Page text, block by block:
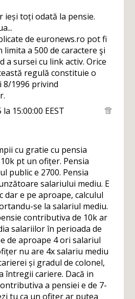
ieși toți odată la pensie.
deeuronews.ro pot fi
a 500 de caractere şi
a sursei cu link activ. Orice
regulă constituie o
8/1996 privind
15:00:00 EEST
cu gratie cu pensia
pt un ofițer. Pensia
public e 2700. Pensia
salariului mediu. E
dar e pe aproape, calculul
se la salariul mediu.
contributiva de 10k ar
salariilor în perioada de
de aproape 4 ori salariul
nu are 4x salariu mediu
și gradul de colonel,
întregii cariere. Dacă in
a pensiei e de 7-
tu ca un ofițer ar putea